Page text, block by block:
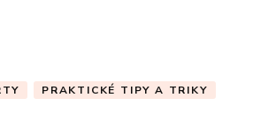
PRAKTICKÉ TIPY A TRIKY